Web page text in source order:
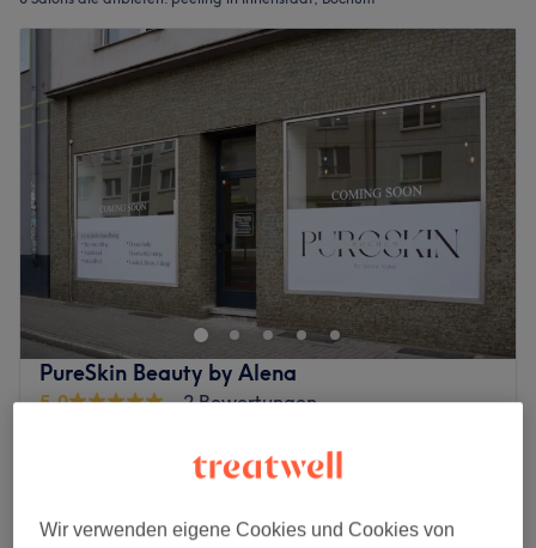
PureSkin Beauty by Alena
5,0
2 Bewertungen
1 Std.
Spare bis zu 20%
Wir verwenden eigene Cookies und Cookies von